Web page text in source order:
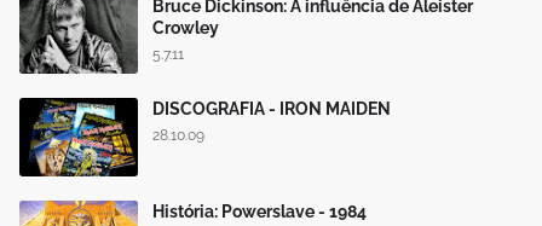
Bruce Dickinson: A influência de Aleister
Crowley
5.7.11
DISCOGRAFIA - IRON MAIDEN
28.10.09
História: Powerslave - 1984